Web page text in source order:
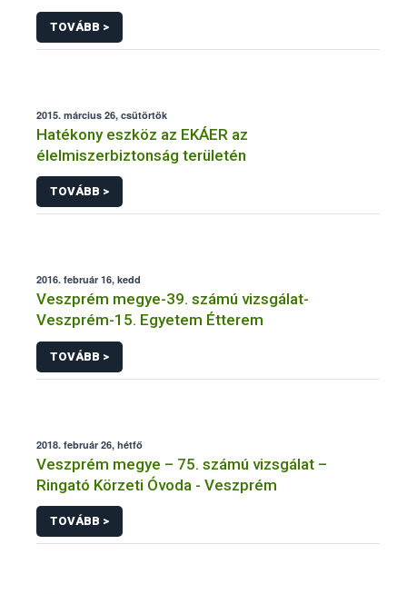
TOVÁBB >
2015. március 26, csütörtök
Hatékony eszköz az EKÁER az
élelmiszerbiztonság területén
TOVÁBB >
2016. február 16, kedd
Veszprém megye-39. számú vizsgálat-
Veszprém-15. Egyetem Étterem
TOVÁBB >
2018. február 26, hétfő
Veszprém megye – 75. számú vizsgálat –
Ringató Körzeti Óvoda - Veszprém
TOVÁBB >